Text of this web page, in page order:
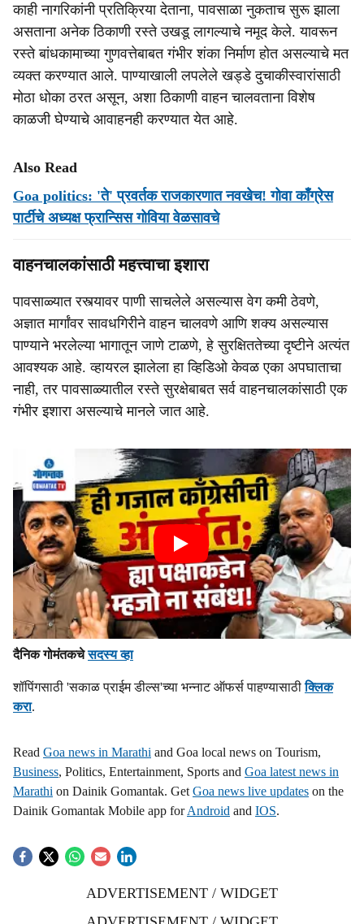
काही नागरिकांनी प्रतिक्रिया देताना, पावसाळा नुकताच सुरू झाला
असताना अनेक ठिकाणी रस्ते उखडू लागल्याचे नमूद केले. यावरून
रस्ते बांधकामाच्या गुणवत्तेबाबत गंभीर शंका निर्माण होत असल्याचे मत
व्यक्त करण्यात आले. पाण्याखाली लपलेले खड्डे दुचाकीस्वारांसाठी
मोठा धोका ठरत असून, अशा ठिकाणी वाहन चालवताना विशेष
काळजी घेण्याचे आवाहनही करण्यात येत आहे.
Also Read
Goa politics: 'ते' प्रवर्तक राजकारणात नवखेच! गोवा काँग्रेस
पार्टीचे अध्यक्ष फ्रान्सिस गोविया वेळसावचे
वाहनचालकांसाठी महत्त्वाचा इशारा
पावसाळ्यात रस्त्यावर पाणी साचलेले असल्यास वेग कमी ठेवणे,
अज्ञात मार्गांवर सावधगिरीने वाहन चालवणे आणि शक्य असल्यास
पाण्याने भरलेल्या भागातून जाणे टाळणे, हे सुरक्षिततेच्या दृष्टीने अत्यंत
आवश्यक आहे. व्हायरल झालेला हा व्हिडिओ केवळ एका अपघाताचा
नाही, तर पावसाळ्यातील रस्ते सुरक्षेबाबत सर्व वाहनचालकांसाठी एक
गंभीर इशारा असल्याचे मानले जात आहे.
दैनिक गोमंतकचेसदस्य व्हा
शॉपिंगसाठी 'सकाळ प्राईम डील्स'च्या भन्नाट ऑफर्स पाहण्यासाठीक्लिक
करा.
Read Goa news in Marathi and Goa local news on Tourism,
Business, Politics, Entertainment, Sports and Goa latest news in
Marathi on Dainik Gomantak. Get Goa news live updates on the
Dainik Gomantak Mobile app forAndroid and IOS.
ADVERTISEMENT / WIDGET